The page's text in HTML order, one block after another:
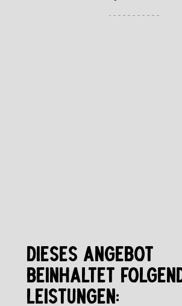
DIESES ANGEBOT
BEINHALTET
LEISTUNGEN: